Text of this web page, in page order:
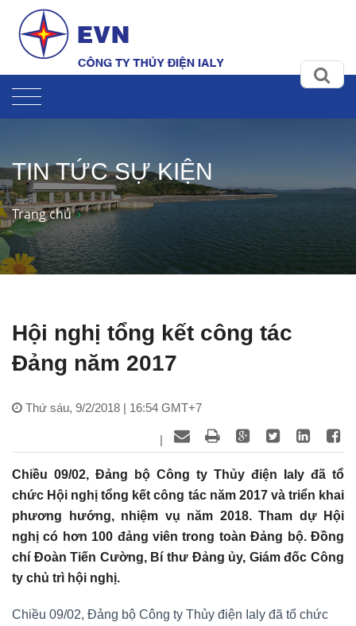
TIN TỨC SỰ KIỆN
Trang chủ
Hội nghị tổng kết công tác
Đảng năm 2017
Thứ sáu, 9/2/2018 | 16:54 GMT+7
|
Chiều 09/02, Đảng bộ Công ty Thủy điện Ialy đã tổ
chức Hội nghị tổng kết công tác năm 2017 và triển khai
phương hướng, nhiệm vụ năm 2018. Tham dự Hội
nghị có hơn 100 đảng viên trong toàn Đảng bộ. Đồng
chí Đoàn Tiến Cường, Bí thư Đảng ủy, Giám đốc Công
ty chủ trì hội nghị.
Chiều 09/02, Đảng bộ Công ty Thủy điện Ialy đã tổ chức